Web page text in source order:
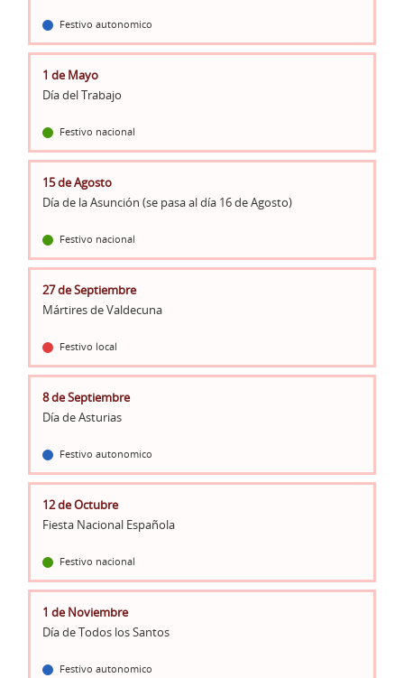
Festivo autonomico
1 de Mayo
Día del Trabajo
Festivo nacional
15 de Agosto
Día de la Asunción (se pasa al día 16 de Agosto)
Festivo nacional
27 de Septiembre
Mártires de Valdecuna
Festivo local
8 de Septiembre
Día de Asturias
Festivo autonomico
12 de Octubre
Fiesta Nacional Española
Festivo nacional
1 de Noviembre
Día de Todos los Santos
Festivo autonomico